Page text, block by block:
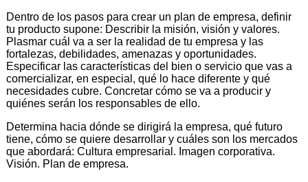
Dentro de los pasos para crear un plan de empresa, definir
tu producto supone: Describir la misión, visión y valores.
Plasmar cuál va a ser la realidad de tu empresa y las
fortalezas, debilidades, amenazas y oportunidades.
Especificar las características del bien o servicio que vas a
comercializar, en especial, qué lo hace diferente y qué
necesidades cubre. Concretar cómo se va a producir y
quiénes serán los responsables de ello.
Determina hacia dónde se dirigirá la empresa, qué futuro
tiene, cómo se quiere desarrollar y cuáles son los mercados
que abordará: Cultura empresarial. Imagen corporativa.
Visión. Plan de empresa.